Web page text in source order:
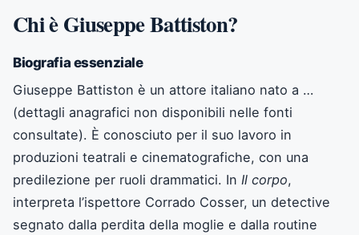
Chi è Giuseppe Battiston?
Biografia essenziale
Giuseppe Battiston è un attore italiano nato a …
(dettagli anagrafici non disponibili nelle fonti
consultate). È conosciuto per il suo lavoro in
produzioni teatrali e cinematografiche, con una
predilezione per ruoli drammatici. In Il corpo,
interpreta l’ispettore Corrado Cosser, un detective
segnato dalla perdita della moglie e dalla routine